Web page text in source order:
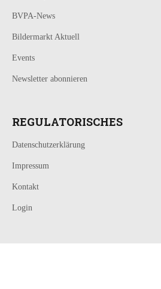
BVPA-News
Bildermarkt Aktuell
Events
Newsletter abonnieren
REGULATORISCHES
Datenschutzerklärung
Impressum
Kontakt
Login